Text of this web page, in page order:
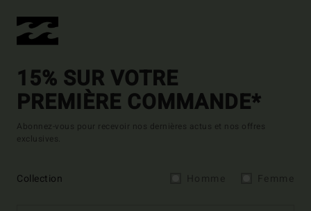
15% SUR VOTRE
PREMIÈRE COMMANDE*
Abonnez-vous pour recevoir nos dernières actus et nos offres
exclusives.
Collection